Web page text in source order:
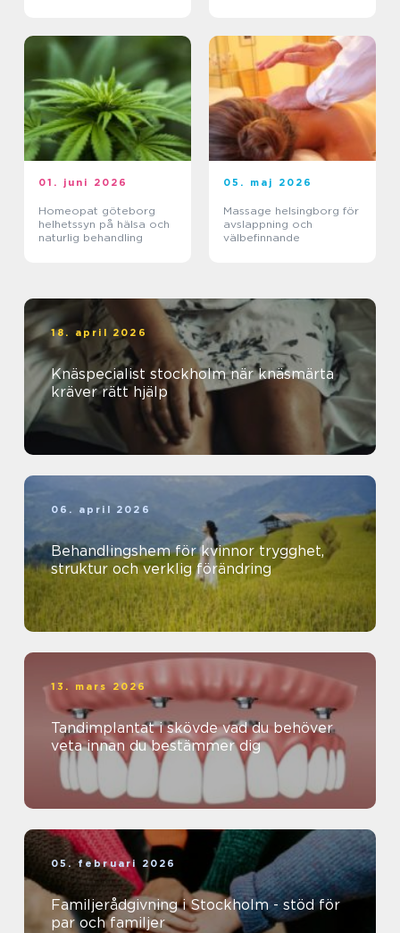
01. juni 2026
Homeopat göteborg
helhetssyn på hälsa och
naturlig behandling
05. maj 2026
Massage helsingborg för
avslappning och
välbefinnande
18. april 2026
Knäspecialist stockholm när knäsmärta
kräver rätt hjälp
06. april 2026
Behandlingshem för kvinnor trygghet,
struktur och verklig förändring
13. mars 2026
Tandimplantat i skövde vad du behöver
veta innan du bestämmer dig
05. februari 2026
Familjerådgivning i Stockholm - stöd för
par och familjer